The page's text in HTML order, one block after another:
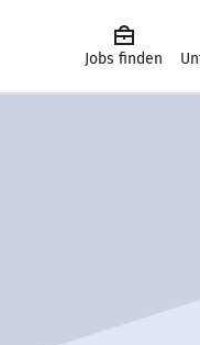
Jobs finden